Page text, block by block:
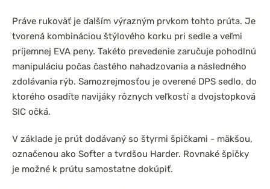
Práve rukoväť je ďalším výrazným prvkom tohto prúta. Je
tvorená kombináciou štýlového korku pri sedle a veľmi
príjemnej EVA peny. Takéto prevedenie zaručuje pohodlnú
manipuláciu počas častého nahadzovania a následného
zdolávania rýb. Samozrejmosťou je overené DPS sedlo, do
ktorého osadíte navijáky rôznych veľkostí a dvojstopková
SIC očká.
V základe je prút dodávaný so štyrmi špičkami - mäkšou,
označenou ako Softer a tvrdšou Harder. Rovnaké špičky
je možné k prútu samostatne dokúpiť.